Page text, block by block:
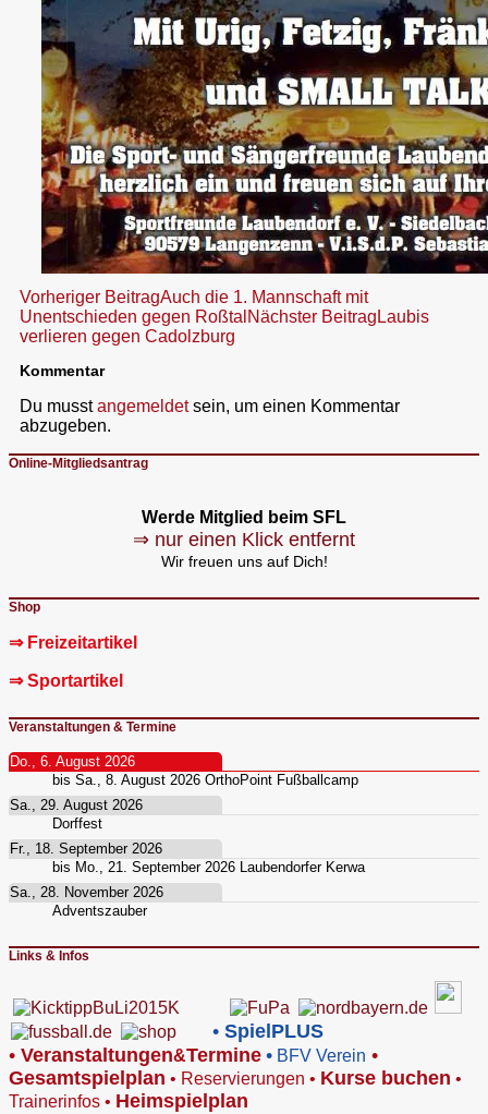
Beitragsnavigation
Vorheriger BeitragAuch die 1. Mannschaft mit
Unentschieden gegen Roßtal Nächster Beitrag Laubis
verlieren gegen Cadolzburg
Kommentar
Du musstangemeldetsein, um einen Kommentar
abzugeben.
Online-Mitgliedsantrag
Werde Mitglied beim SFL
⇒ nur einen Klick entfernt
Wir freuen uns auf Dich!
Shop
⇒ Freizeitartikel
⇒ Sportartikel
Veranstaltungen & Termine
Do., 6. August 2026
bis Sa., 8. August 2026 OrthoPoint Fußballcamp
Sa., 29. August 2026
Dorffest
Fr., 18. September 2026
bis Mo., 21. September 2026
Laubendorfer Kerwa
Sa., 28. November 2026
Adventszauber
Links & Infos
• SpielPLUS
• Veranstaltungen&Termine • BFV Verein •
Gesamtspielplan • Reservierungen • Kurse buchen •
Trainerinfos • Heimspielplan